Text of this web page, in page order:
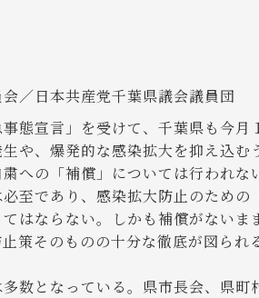
日本共産党千葉県議会議員団
態宣言」を受けて、千葉県も今月
や、爆発的な感染拡大を抑え込む
への「補償」については行われな
至であり、感染拡大防止のための
はならない。しかも補償がないま
策そのものの十分な徹底が図られ
となっている。県市長会、県町